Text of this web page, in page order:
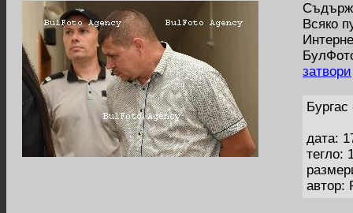
Всяко
затвори
дата:
тегло:
автор: